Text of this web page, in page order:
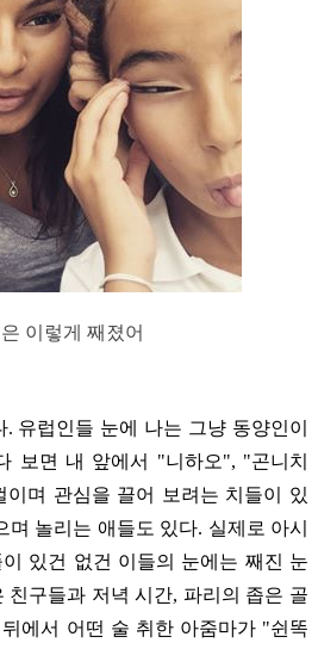
이렇게 째졌어
유럽인들 눈에 나는 그냥 동양인이
보면 내 앞에서 "니하오", "곤니치
며 관심을 끌어 보려는 치들이 있
며 놀리는 애들도 있다. 실제로 아시
있건 없건 이들의 눈에는 째진 눈
친구들과 저녁 시간, 파리의 좁은 골
에서 어떤 술 취한 아줌마가 "쉰똑